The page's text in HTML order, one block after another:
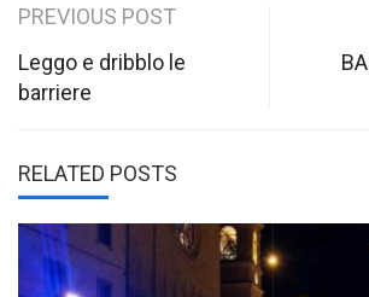
Post
navigation
PREVIOUS POST
Leggo e dribblo le
barriere
RELATED POSTS